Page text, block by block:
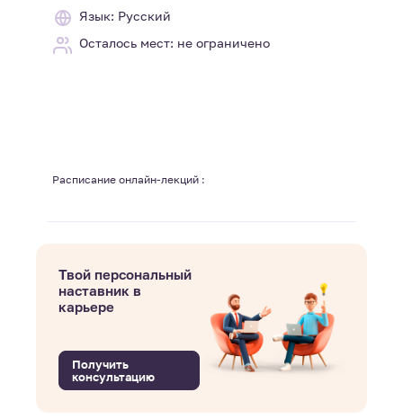
Язык: Русский
Осталось мест: не ограничено
Расписание онлайн-лекций :
Твой персональный
наставник в
карьере
Получить
консультацию